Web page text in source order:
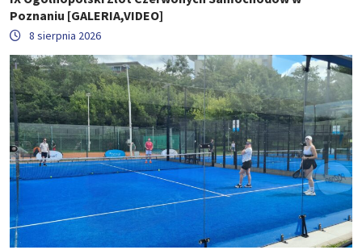
Poznaniu [GALERIA,VIDEO]
8 sierpnia 2026